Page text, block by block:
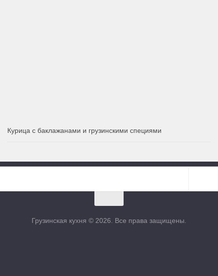
Курица с баклажанами и грузинскими специями
Грузинская кухня © 2026. Все права защищены.